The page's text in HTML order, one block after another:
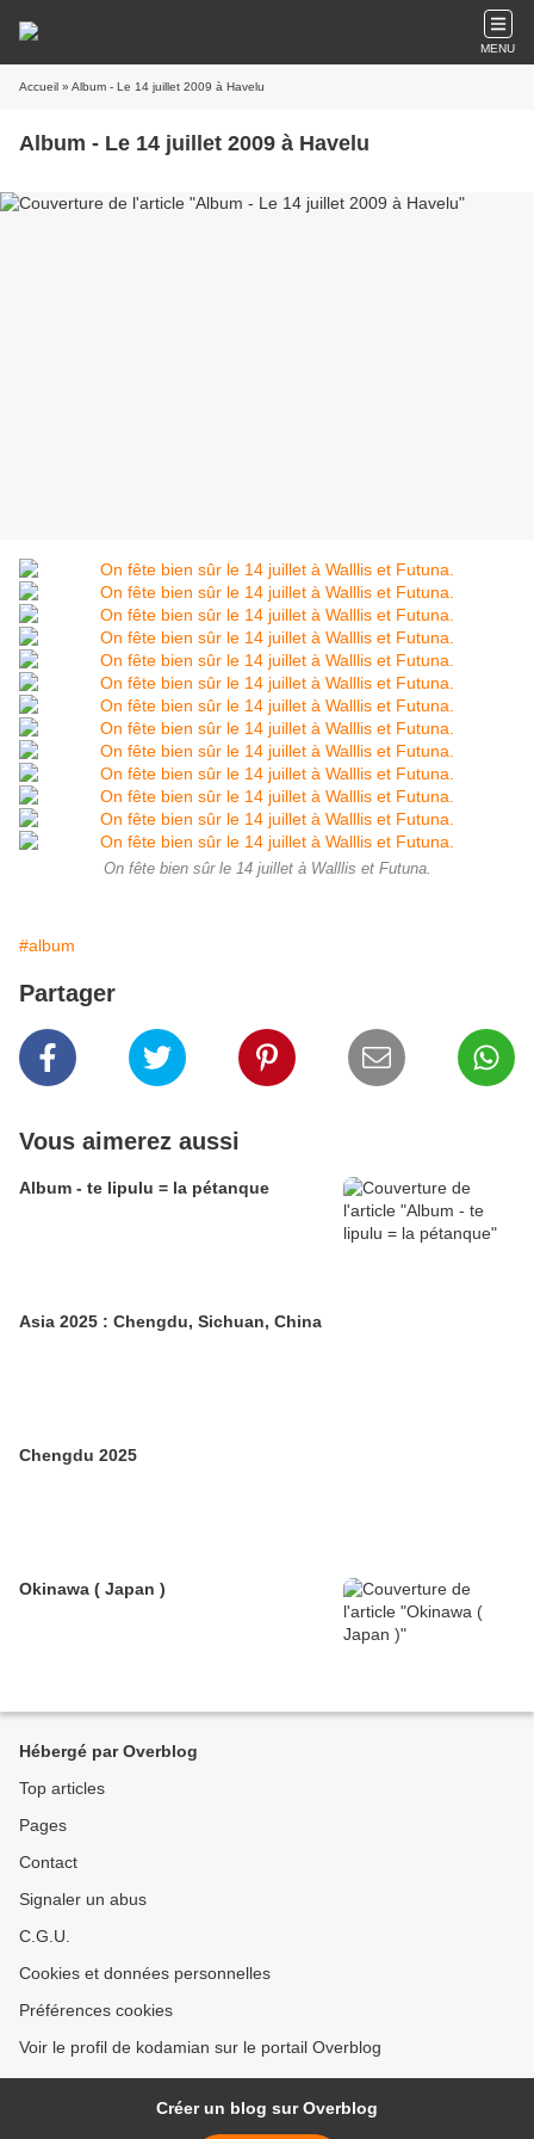
MENU
Accueil » Album - Le 14 juillet 2009 à Havelu
Album - Le 14 juillet 2009 à Havelu
On fête bien sûr le 14 juillet à Walllis et Futuna.
#album
Partager
Vous aimerez aussi
Album - te lipulu = la pétanque
Asia 2025 : Chengdu, Sichuan, China
Chengdu 2025
Okinawa ( Japan )
Hébergé par Overblog
Top articles
Pages
Contact
Signaler un abus
C.G.U.
Cookies et données personnelles
Préférences cookies
Voir le profil de kodamian sur le portail Overblog
Créer un blog sur Overblog